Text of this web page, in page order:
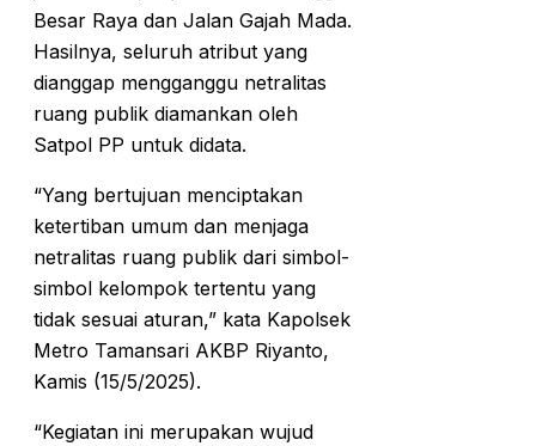
Besar Raya dan Jalan Gajah Mada.
Hasilnya, seluruh atribut yang
dianggap mengganggu netralitas
ruang publik diamankan oleh
Satpol PP untuk didata.
“Yang bertujuan menciptakan
ketertiban umum dan menjaga
netralitas ruang publik dari simbol-
simbol kelompok tertentu yang
tidak sesuai aturan,” kata Kapolsek
Metro Tamansari AKBP Riyanto,
Kamis (15/5/2025).
“Kegiatan ini merupakan wujud